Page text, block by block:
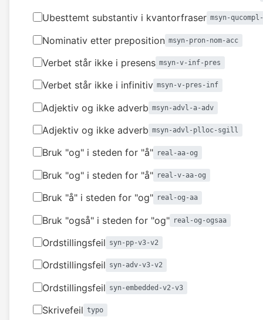
Ubesttemt substantiv i kvantorfraser msyn-
Nominativ etter preposition msyn-pron-nom-acc
Verbet står ikke i presens msyn-v-inf-pres
Verbet står ikke i infinitiv msyn-v-pres-inf
Adjektiv og ikke adverb msyn-advl-a-adv
Adjektiv og ikke adverb msyn-advl-plloc-sgill
Bruk "og" i steden for "å" real-aa-og
Bruk "og" i steden for "å" real-v-aa-og
Bruk "å" i steden for "og" real-og-aa
Bruk "også" i steden for "og" real-og-ogsaa
Ordstillingsfeil syn-pp-v3-v2
Ordstillingsfeil syn-adv-v3-v2
Ordstillingsfeil syn-embedded-v2-v3
Skrivefeil typo